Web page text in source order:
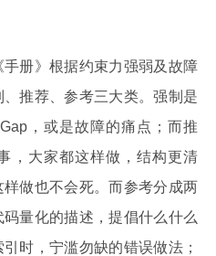
册》根据约束力强弱及故障
推荐、参考三大类。强制是
，或是故障的痛点；而推
，大家都这样做，结构更清
做也不会死。而参考分成两
量化的描述，提倡什么什么
时，宁滥勿缺的错误做法；